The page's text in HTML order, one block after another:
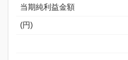
当期純利益金額
(円)